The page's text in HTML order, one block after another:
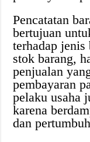
Pencatatan
bertujuan
terhadap
stok barang,
penjualan
pembayaran
pelaku usaha
karena
dan